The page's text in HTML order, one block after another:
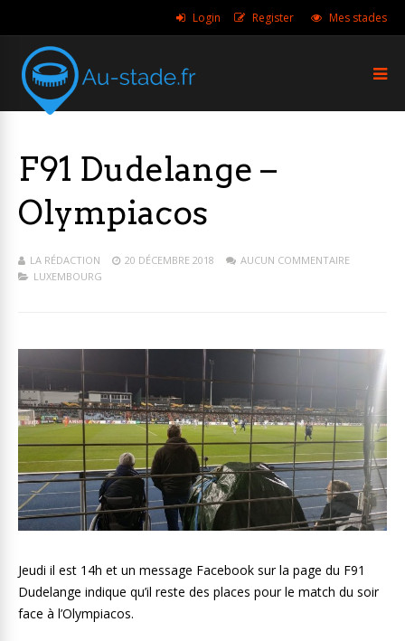
Login Register Mes stades
F91 Dudelange –
Olympiacos
LA RÉDACTION 20 DÉCEMBRE 2018
AUCUN COMMENTAIRE
LUXEMBOURG
Jeudi il est 14h et un message Facebook sur la page du F91
Dudelange indique qu’il reste des places pour le match du soir
face à l’Olympiacos.